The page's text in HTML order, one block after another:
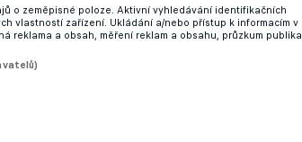
o zeměpisné poloze. Aktivní vyhledávání identifikačních
vlastností zařízení. Ukládání a/nebo přístup k informacím v
reklama a obsah, měření reklam a obsahu, průzkum publika